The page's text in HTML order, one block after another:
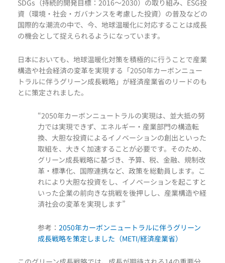
SDGs（持続的開発目標：2016～2030）の取り組み、ESG投
資（環境・社会・ガバナンスを考慮した投資）の普及などの
国際的な潮流の中で、今、地球温暖化に対応することは成長
の機会として捉えられるようになっています。
日本においても、地球温暖化対策を積極的に行うことで産業
構造や社会経済の変革を実現する「2050年カーボンニュー
トラルに伴うグリーン成長戦略」が経済産業省のリードのも
とに策定されました。
“2050年カーボンニュートラルの実現は、並大抵の努
力では実現できず、エネルギー・産業部門の構造転
換、大胆な投資によるイノベーションの創出といった
取組を、大きく加速することが必要です。そのため、
グリーン成長戦略に基づき、予算、税、金融、規制改
革・標準化、国際連携など、政策を総動員します。こ
れにより大胆な投資をし、イノベーションを起こすと
いった企業の前向きな挑戦を後押しし、産業構造や経
済社会の変革を実現します”
参考： 2050年カーボンニュートラルに伴うグリーン
成長戦略を策定しました（METI/経済産業省）